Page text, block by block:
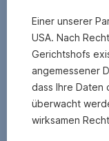
Einer unserer
USA. Nach
Gerichtshofs
angemessener
dass Ihre Daten
überwacht
wirksamen